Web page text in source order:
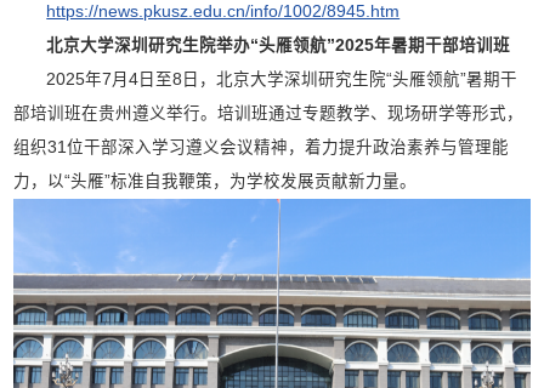
https://news.pkusz.edu.cn/info/1002/8945.htm
北京大学深圳研究生院举办“头雁领航”2025年暑期干部培训班
2025年7月4日至8日，北京大学深圳研究生院“头雁领航”暑期干
部培训班在贵州遵义举行。培训班通过专题教学、现场研学等形式，
组织31位干部深入学习遵义会议精神，着力提升政治素养与管理能
力，以“头雁”标准自我鞭策，为学校发展贡献新力量。